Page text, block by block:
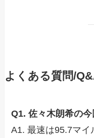
よくある質問/
Q1. 佐々木朗希の今
A1. 最速は95.7マイ